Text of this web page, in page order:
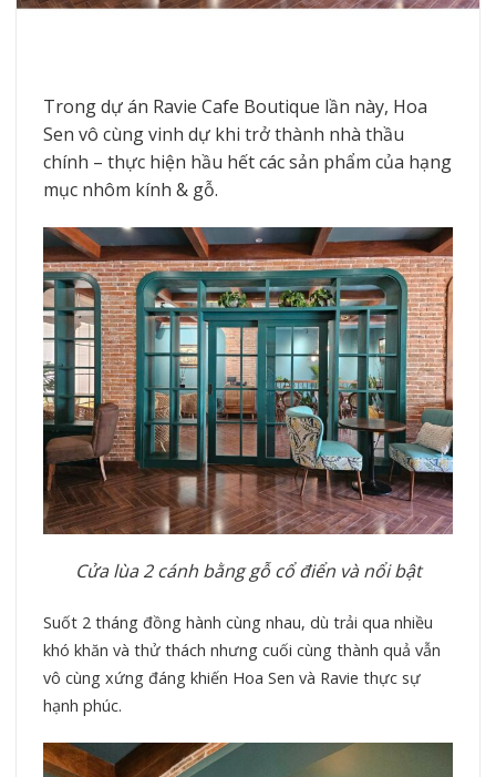
Trong dự án Ravie Cafe Boutique lần này, Hoa
Sen vô cùng vinh dự khi trở thành nhà thầu
chính – thực hiện hầu hết các sản phẩm của hạng
mục nhôm kính & gỗ.
Cửa lùa 2 cánh bằng gỗ cổ điển và nổi bật
Suốt 2 tháng đồng hành cùng nhau, dù trải qua nhiều
khó khăn và thử thách nhưng cuối cùng thành quả vẫn
vô cùng xứng đáng khiến Hoa Sen và Ravie thực sự
hạnh phúc.